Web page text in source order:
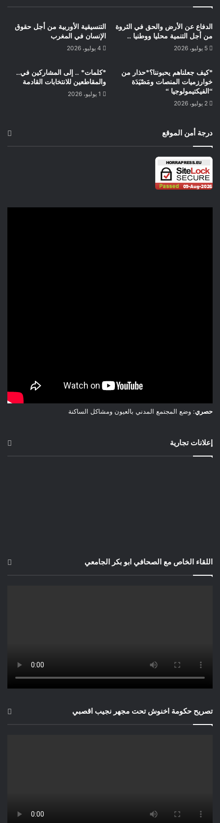
الدفاع عن الأرض والحق في الثروة
من أجل التنمية محليا ووطنيا ..
5 يوليو، 2026
التنسيقية الأوربية من أجل حقوق
الإنسان في المغرب
4 يوليو، 2026
*كيف جعلناهم يحبوننا؟*حذار من
خوارزميات المنصات ومَصْيَدَة
“الفيكتيمولوجيا “
2 يوليو، 2026
*كلمات* .. إلى المشاركين في..
والمقاطعين للانتخابات القادمة
1 يوليو، 2026
درجة أمن الموقع
حصري: وضع المجتمع المدني بالعيون ومشاكل الساكنة
إعلانات تجارية
اللقاء الخاص مع الصحافي ابو بكر الجامعي
تصريح حكومة اخنوش تحت مجهر نجيب اقصبي